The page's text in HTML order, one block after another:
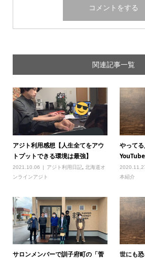
関連記事一覧
アジト利用感想【人生全てをアウ
トプットできる環境は最強】
2021.10.06 アジト利用日記
北海道オ
ンラインアジト
やって
本紹介
サロンメンバーで訓子府町の「菅
世にも